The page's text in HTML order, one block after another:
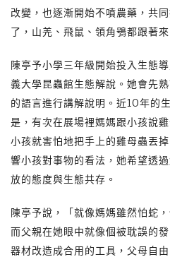
改變，也逐漸開始不噴農藥，共
了，山羌、飛鼠、領角鴞都跟著來
陳亭予小學三年級開始投入生態
義大學昆蟲館生態解說。她會先
的語言進行講解說明。近10年的
是，有次在展場裡媽媽跟小孩說
小孩就害怕地把手上的雞母蟲丟
響小孩對事物的看法，她希望透
放的態度與生態共存。
陳亭予說，「就像媽媽雖然怕蛇
而父親在她眼中就像個被耽誤的
器材改造成合用的工具，父母自